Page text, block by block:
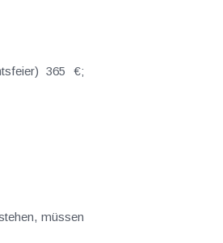
365 €;
müssen